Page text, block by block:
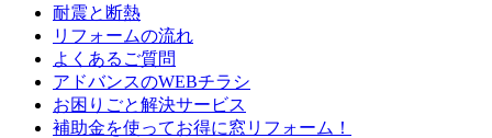
耐震と断熱
リフォームの流れ
よくあるご質問
アドバンスのWEBチラシ
お困りごと解決サービス
補助金を使ってお得に窓リフォーム！